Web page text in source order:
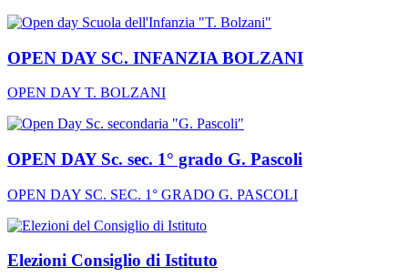
OPEN DAY SC. INFANZIA BOLZANI
OPEN DAY T. BOLZANI
OPEN DAY Sc. sec. 1° grado G. Pascoli
OPEN DAY SC. SEC. 1° GRADO G. PASCOLI
Elezioni Consiglio di Istituto